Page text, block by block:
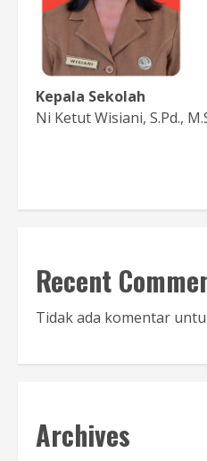
Kepala Sekolah
Ni Ketut Wisiani, S.Pd.,
Recent
Tidak ada komentar
Archives